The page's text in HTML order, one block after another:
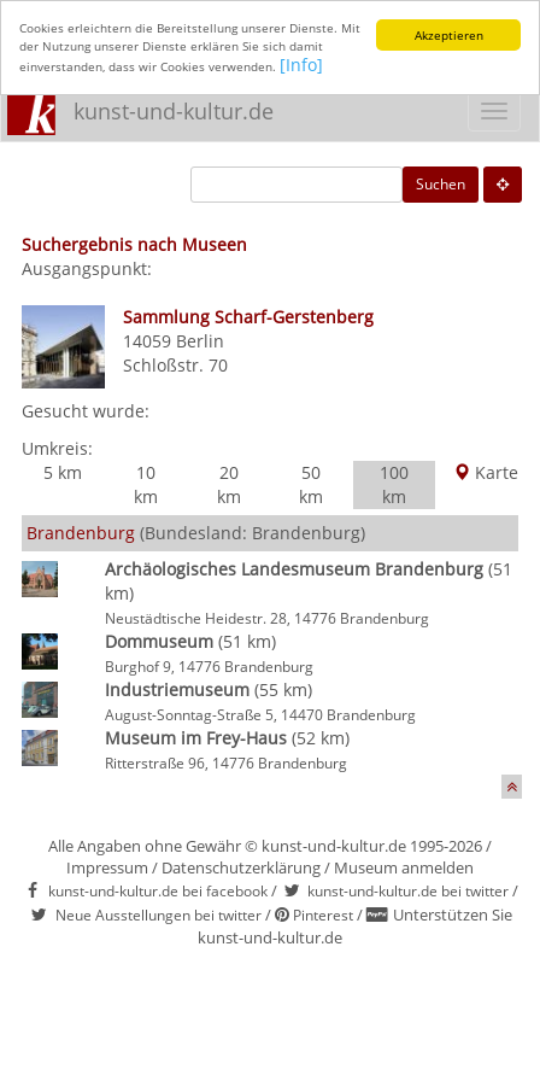
Akzeptieren
Cookies erleichtern die Bereitstellung unserer Dienste. Mit
der Nutzung unserer Dienste erklären Sie sich damit
einverstanden, dass wir Cookies verwenden. [Info]
kunst-und-kultur.de
Suchen
Suchergebnis nach Museen
Ausgangspunkt:
Sammlung Scharf-Gerstenberg
14059 Berlin
Schloßstr. 70
Gesucht wurde:
Umkreis:
5 km
10
km
20
km
50
km
100
km
Karte
Brandenburg (Bundesland: Brandenburg)
Archäologisches Landesmuseum Brandenburg(51
km)
Neustädtische Heidestr. 28, 14776 Brandenburg
Dommuseum(51 km)
Burghof 9, 14776 Brandenburg
Industriemuseum(55 km)
August-Sonntag-Straße 5, 14470 Brandenburg
Museum im Frey-Haus(52 km)
Ritterstraße 96, 14776 Brandenburg
Alle Angaben ohne Gewähr © kunst-und-kultur.de 1995-2026 /
Impressum / Datenschutzerklärung/ Museum anmelden
kunst-und-kultur.de bei facebook/ kunst-und-kultur.de bei twitter/
Neue Ausstellungen bei twitter/ Pinterest/
Unterstützen Sie
kunst-und-kultur.de